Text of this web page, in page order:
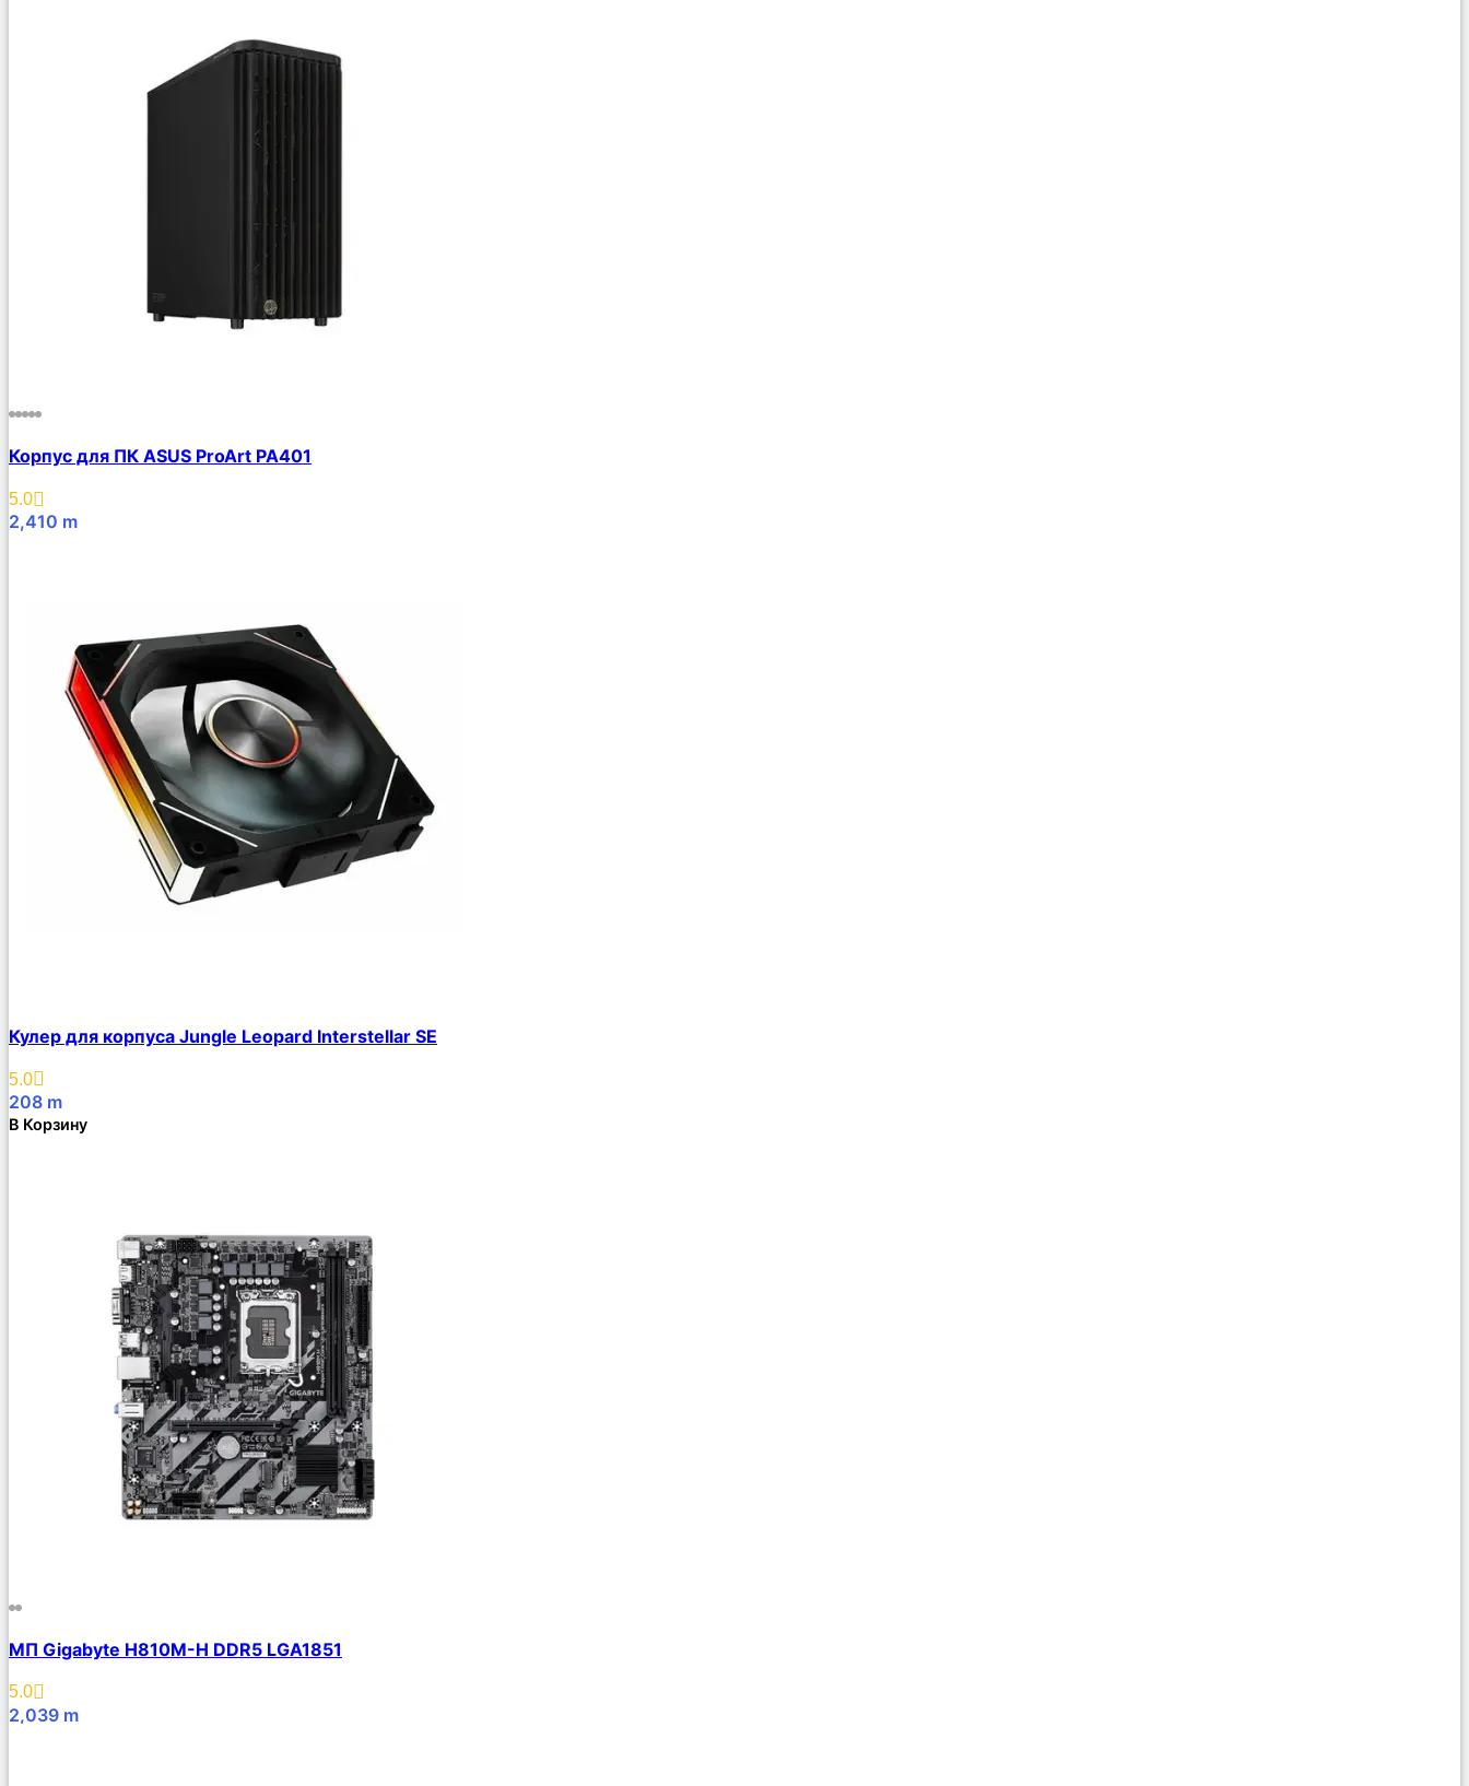
Корпус для ПК ASUS ProArt PA401
5.0
2,410 m
Кулер для корпуса Jungle Leopard Interstellar SE
5.0
208 m
В Корзину
МП Gigabyte H810M-H DDR5 LGA1851
5.0
2,039 m